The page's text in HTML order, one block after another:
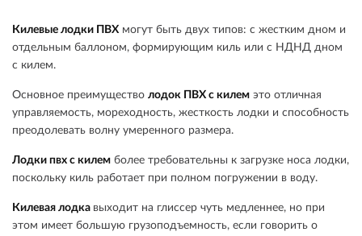
Килевые лодки ПВХ могут быть двух типов: с жестким дном и
отдельным баллоном, формирующим киль или с НДНД дном
с килем.
Основное преимущество лодок ПВХ с килем это отличная
управляемость, мореходность, жесткость лодки и способность
преодолевать волну умеренного размера.
Лодки пвх с килем более требовательны к загрузке носа лодки,
поскольку киль работает при полном погружении в воду.
Килевая лодка выходит на глиссер чуть медленнее, но при
этом имеет большую грузоподъемность, если говорить о